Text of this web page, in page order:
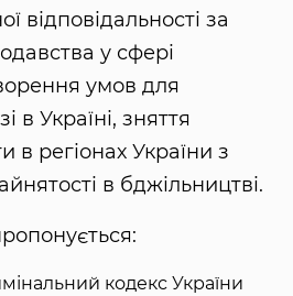
відповідальності за
у сфері
умов для
в Україні, зняття
в регіонах України з
в бджільництві.
кодекс України